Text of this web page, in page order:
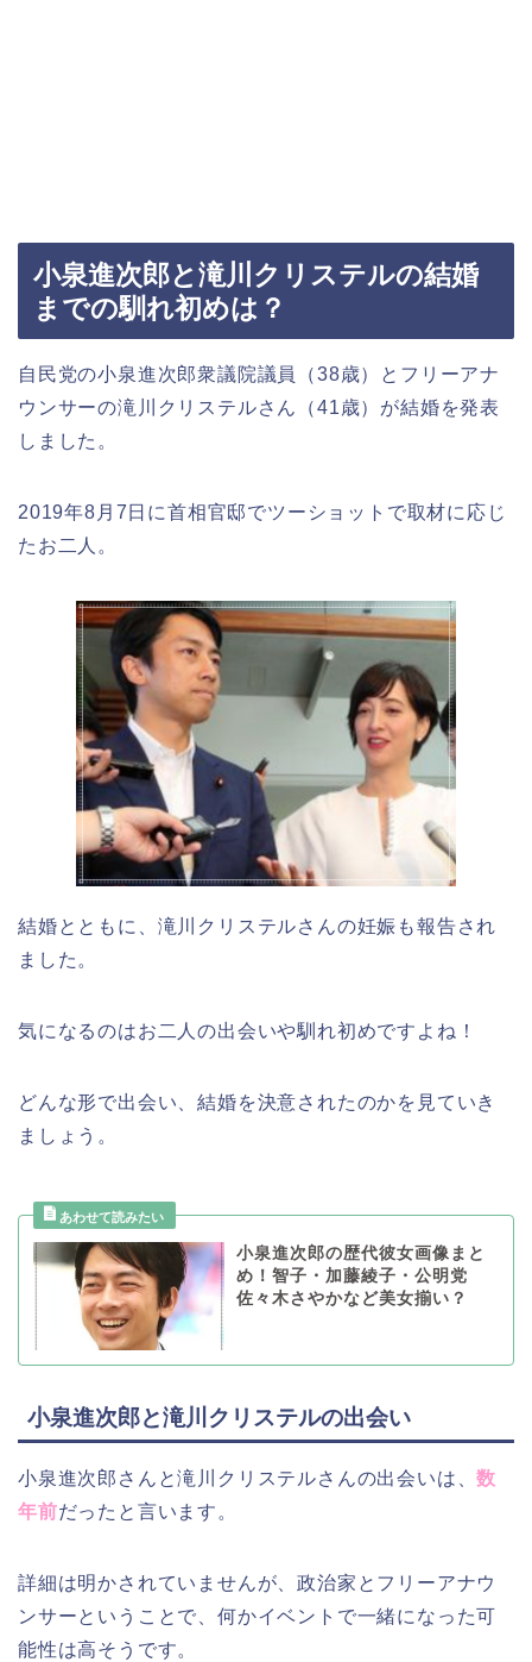
小泉進次郎と滝川クリステルの結婚
までの馴れ初めは？
自民党の小泉進次郎衆議院議員（38歳）とフリーアナ
ウンサーの滝川クリステルさん（41歳）が結婚を発表
しました。
2019年8月7日に首相官邸でツーショットで取材に応じ
たお二人。
結婚とともに、滝川クリステルさんの妊娠も報告され
ました。
気になるのはお二人の出会いや馴れ初めですよね！
どんな形で出会い、結婚を決意されたのかを見ていき
ましょう。
小泉進次郎の歴代彼女画像まと
め！智子・加藤綾子・公明党
佐々木さやかなど美女揃い？
小泉進次郎と滝川クリステルの出会い
小泉進次郎さんと滝川クリステルさんの出会いは、数
年前だったと言います。
詳細は明かされていませんが、政治家とフリーアナウ
ンサーということで、何かイベントで一緒になった可
能性は高そうです。